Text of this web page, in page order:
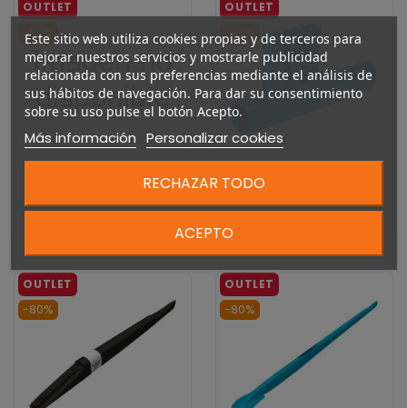
-80%
F-One TITAN MAIN ROD
20,00 €
-80%
F-One FCD MAST FOOT
219,00 €
-80% -80%
Este sitio web utiliza cookies propias y de terceros para
mejorar nuestros servicios y mostrarle publicidad
relacionada con sus preferencias mediante el análisis de
sus hábitos de navegación. Para dar su consentimiento
sobre su uso pulse el botón Acepto.
Más información Personalizar cookies
RECHAZAR TODO
ACEPTO